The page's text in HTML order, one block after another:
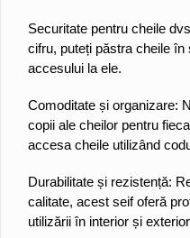
Securitate pentru cheile
cifru, puteți păstra cheile
accesului la ele.
Comoditate și organizare:
copii ale cheilor pentru
accesa cheile utilizând
Durabilitate și rezistență:
calitate, acest seif oferă
utilizării în interior și